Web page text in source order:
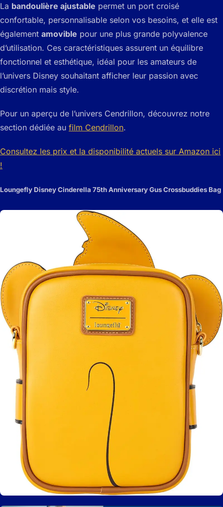
La bandoulière ajustable permet un port croisé
confortable, personnalisable selon vos besoins, et elle est
également amovible pour une plus grande polyvalence
d’utilisation. Ces caractéristiques assurent un équilibre
fonctionnel et esthétique, idéal pour les amateurs de
l’univers Disney souhaitant afficher leur passion avec
discrétion mais style.
Pour un aperçu de l’univers Cendrillon, découvrez notre
section dédiée au film Cendrillon.
Consultez les prix et la disponibilité actuels sur Amazon ici
!
Loungefly Disney Cinderella 75th Anniversary Gus Crossbuddies Bag